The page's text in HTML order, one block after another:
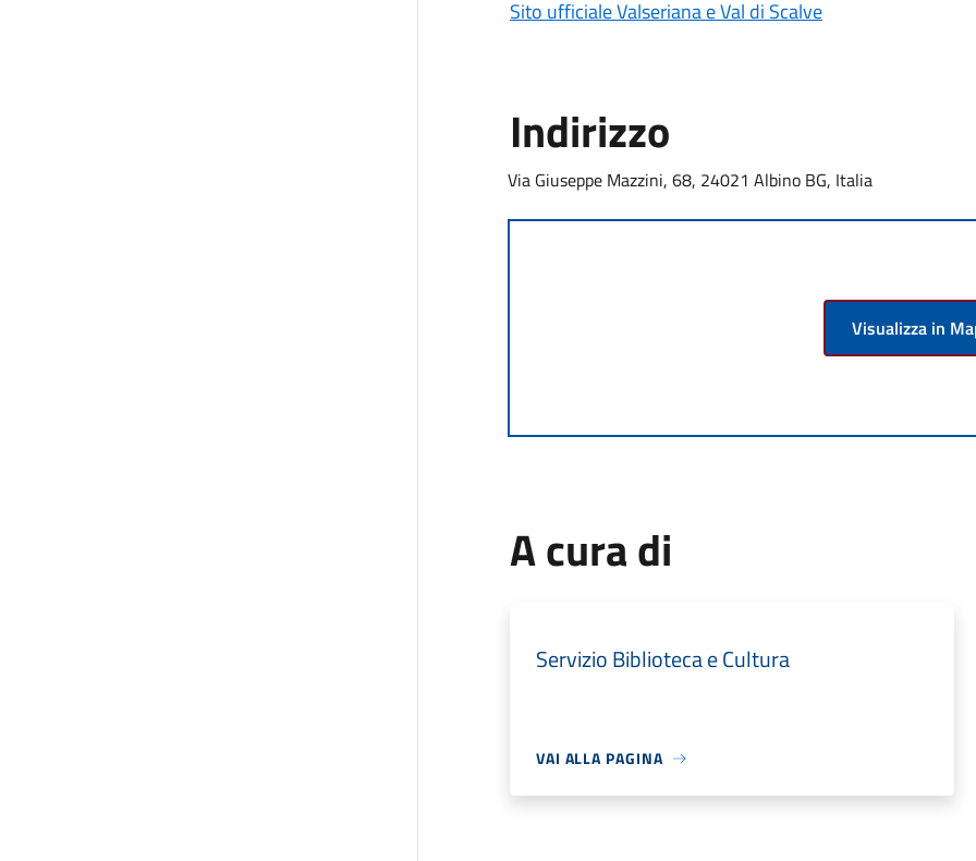
Sito ufficiale Valseriana e Val di Scalve
Indirizzo
Via Giuseppe Mazzini, 68, 24021 Albino BG, Italia
Visualizza in
A cura di
Servizio Biblioteca e Cultura
VAI ALLA PAGINA